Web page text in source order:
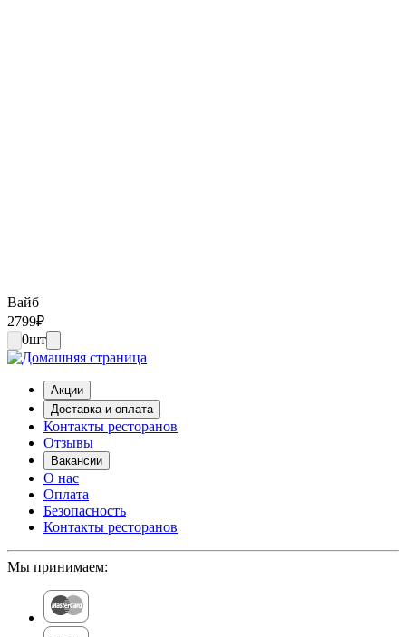
Вайб
2799₽
0шт
Акции
Доставка и оплата
Контакты ресторанов
Отзывы
Вакансии
О нас
Оплата
Безопасность
Контакты ресторанов
Мы принимаем: